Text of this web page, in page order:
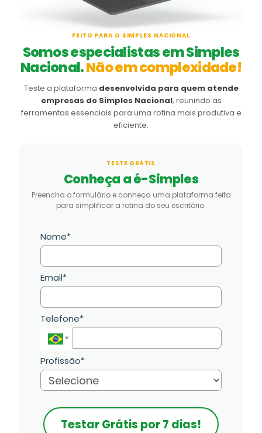
FEITO PARA O SIMPLES NACIONAL
Somos especialistas em Simples
Nacional.Não em complexidade!
Teste a plataforma desenvolvida para quem atende
empresas do Simples Nacional, reunindo as
ferramentas essenciais para uma rotina mais produtiva e
eficiente.
TESTE GRÁTIS
Conheça a é-Simples
Preencha o formulário e conheça uma plataforma feita
para simplificar a rotina do seu escritório.
Nome*
Email*
Telefone*
Profissão*
Testar Grátis por 7 dias!